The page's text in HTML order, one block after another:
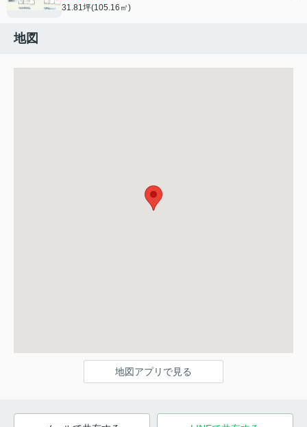
31.81坪(105.16㎡)
地図
地図アプリで見る